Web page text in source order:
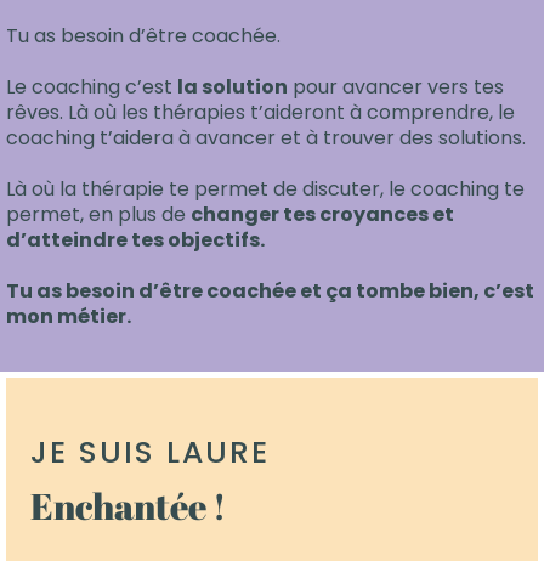
Tu as besoin d’être coachée.
Le coaching c’est la solution pour avancer vers tes
rêves. Là où les thérapies t’aideront à comprendre, le
coaching t’aidera à avancer et à trouver des solutions.
Là où la thérapie te permet de discuter, le coaching te
permet, en plus de changer tes croyances et
d’atteindre tes objectifs.
Tu as besoin d’être coachée et ça tombe bien, c’est
mon métier.
JE SUIS LAURE
Enchantée !